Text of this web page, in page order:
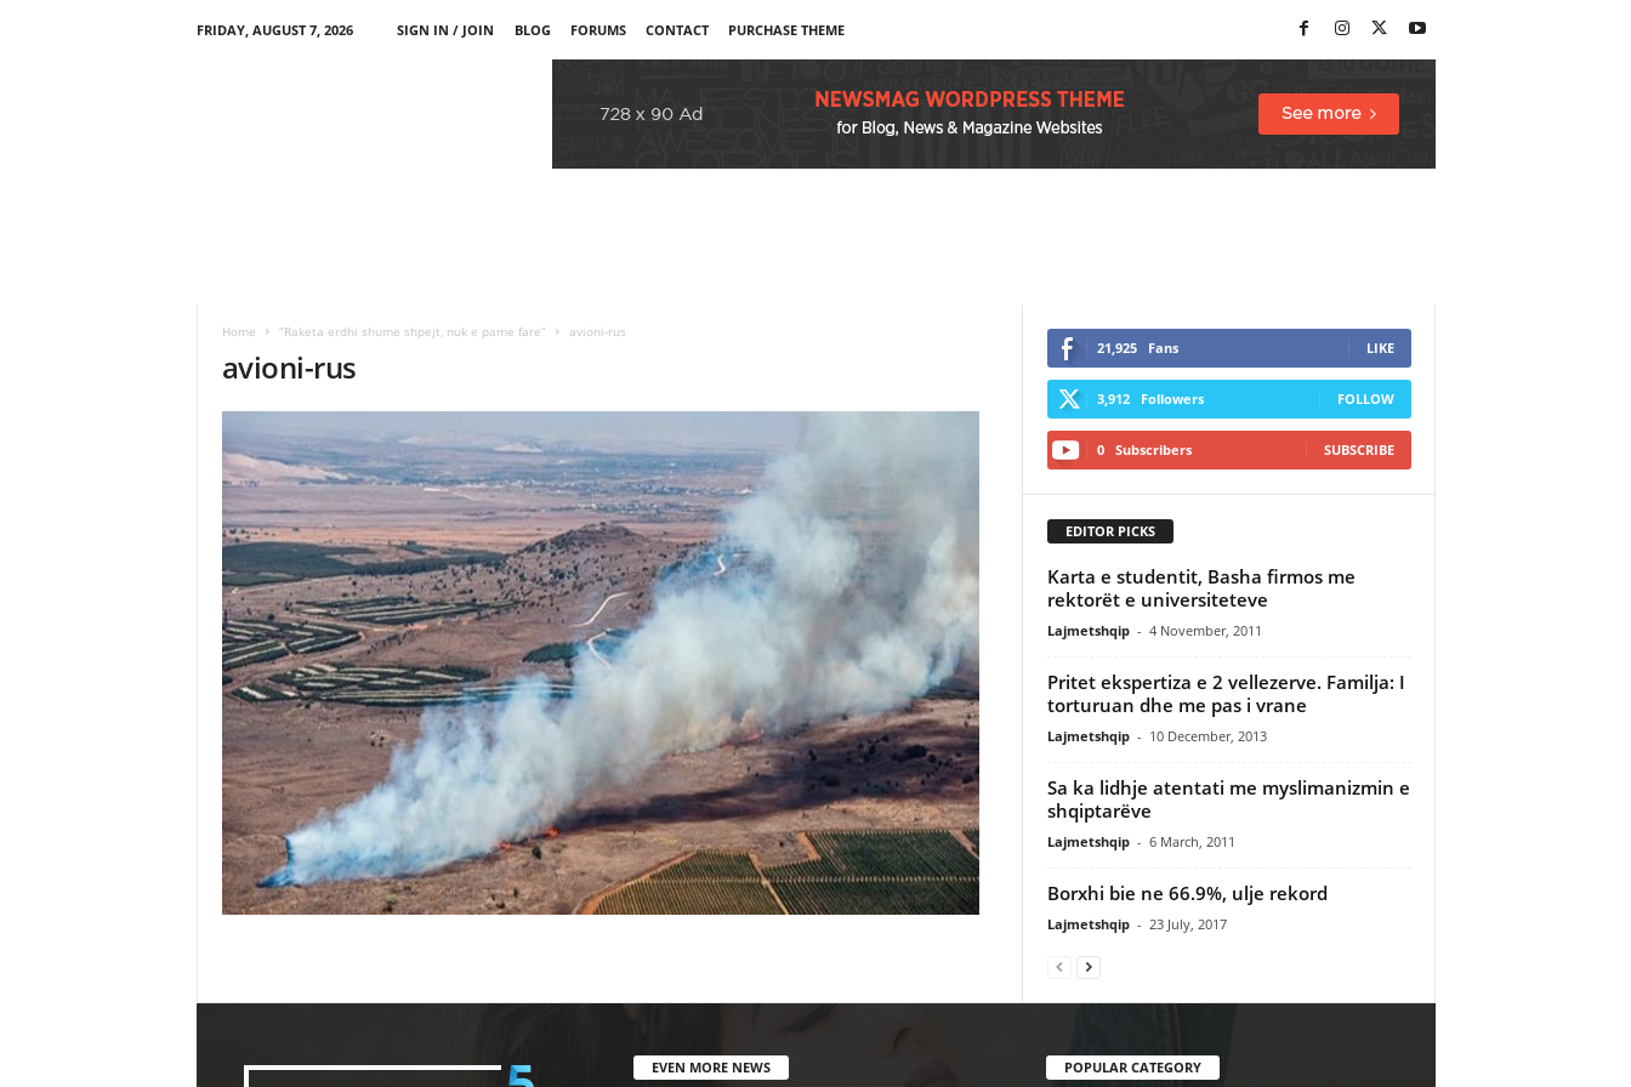
FRIDAY, AUGUST 7, 2026 SIGN IN / JOIN BLOG FORUMS CONTACT PURCHASE THEME
Home “Raketa erdhi shume shpejt, nuk e pame fare” avioni-rus
avioni-rus 21,925 Fans LIKE
3,912 Followers FOLLOW
0 Subscribers SUBSCRIBE
EDITOR PICKS
Karta e studentit, Basha firmos me
rektorët e universiteteve
Lajmetshqip - 4 November, 2011
Pritet ekspertiza e 2 vellezerve. Familja: I
torturuan dhe me pas i vrane
Lajmetshqip - 10 December, 2013
Sa ka lidhje atentati me myslimanizmin e
shqiptarëve
Lajmetshqip - 6 March, 2011
Borxhi bie ne 66.9%, ulje rekord
Lajmetshqip - 23 July, 2017
EVEN MORE NEWS POPULAR CATEGORY